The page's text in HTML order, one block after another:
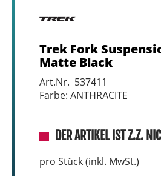
Trek Fork
Matte Black
Art.Nr. 537411
Farbe: ANTHRACITE
DER ARTIKEL IST Z.Z.
pro Stück (inkl. MwSt.)